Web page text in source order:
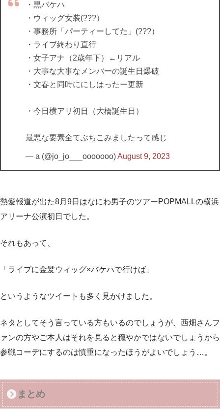
・黒バケハ
・ウィッグ女装(???）
・事務所「パーティーしてた」(???）
・ライブ終わり直行
・女子アナ（2歳年下）←リアル
・大事な大事なメンバーの誕生日爆破
・文春と同時ににしはったー更新
・今日横アリ初日（大橋誕生日）
最悪な要素全てぶちこみましたって感じ
— a (@jo_jo___ooooooo)August 9, 2023
熱愛報道が出た8月9日はなにわ男子のツアーPOPMALLの横浜
アリーナ公演初日でした。
それもあって、
「ライブに金髪ウィッグ×バケハで行けば」
というようなツイートも多く見かけました。
ネタとしてそう言っている方もいるのでしょうが、西畑さんフ
ァンの方やご本人はそれを見ると穏やかではないでしょうから
参戦コーデにするのは慎重になったほうがよいでしょう…。
まとめ